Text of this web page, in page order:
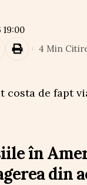
19:00
4 Min
în
din